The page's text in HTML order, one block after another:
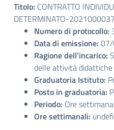
Titolo: CONTRATTO
DETERMINATO-2021000037
Numero di protocollo:
Data di emissione:
Ragione dell’incarico:
delle attività didattiche
Graduatoria Istituto:
Posto in graduatoria:
Periodo: Ore
Ore settimanali: